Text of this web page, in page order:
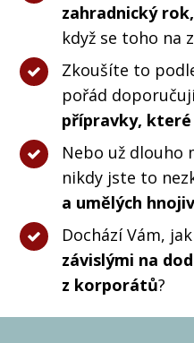
zahradnický
když se toho na
Zkoušíte to
pořád
přípravky,
Nebo už dlouho
nikdy jste to
a umělých
Dochází Vám,
závislými na
z korporátů?